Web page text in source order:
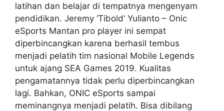
latihan dan belajar di tempatnya mengenyam
pendidikan. Jeremy ‘Tibold’ Yulianto – Onic
eSports Mantan pro player ini sempat
diperbincangkan karena berhasil tembus
menjadi pelatih tim nasional Mobile Legends
untuk ajang SEA Games 2019. Kualitas
pengamatannya tidak perlu diperbincangkan
lagi. Bahkan, ONIC eSports sampai
meminangnya menjadi pelatih. Bisa dibilang